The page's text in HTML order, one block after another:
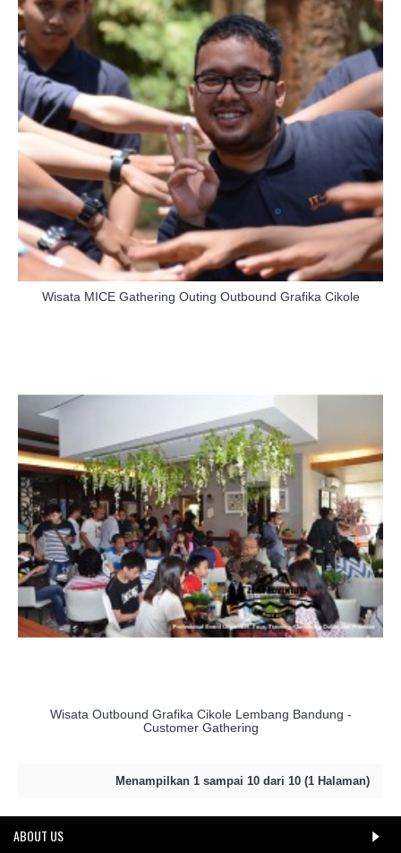
Wisata MICE Gathering Outing Outbound Grafika Cikole
Wisata Outbound Grafika Cikole Lembang Bandung -
Customer Gathering
Menampilkan 1 sampai 10 dari 10 (1 Halaman)
ABOUT US